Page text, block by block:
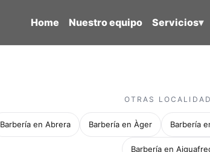
Home Nuestro equipo Servicios▾
OTRAS
Barbería en Abrera Barbería en Àger Barbería
Barbería en